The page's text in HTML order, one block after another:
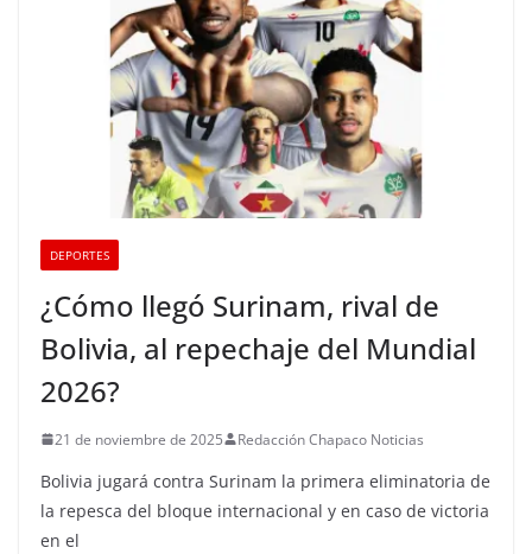
DEPORTES
¿Cómo llegó Surinam, rival de
Bolivia, al repechaje del Mundial
2026?
21 de noviembre de 2025 Redacción Chapaco Noticias
Bolivia jugará contra Surinam la primera eliminatoria de
la repesca del bloque internacional y en caso de victoria
en el